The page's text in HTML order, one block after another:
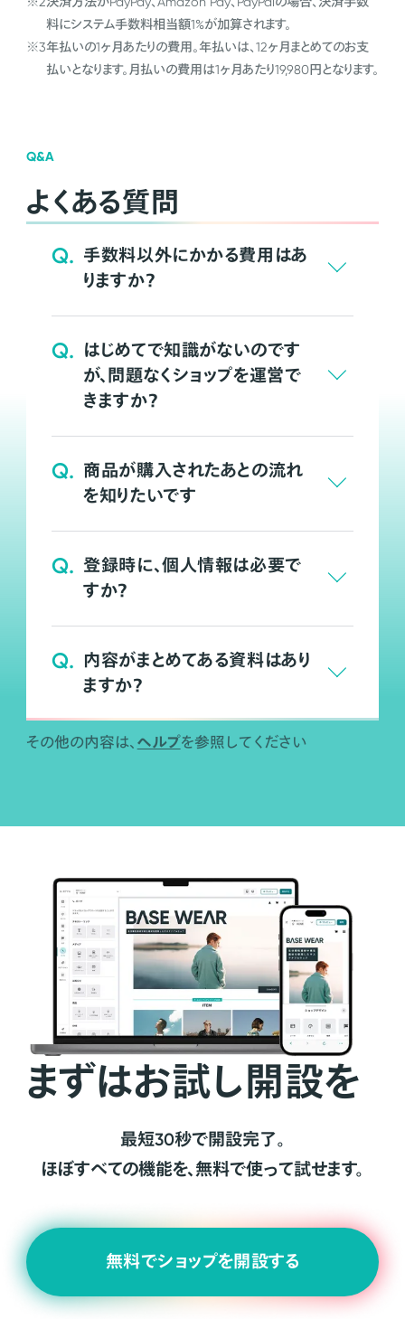
料にシステム手数料相当額1%が加算されます。
※3年払いの1ヶ月あたりの費用。年払いは、12ヶ月まとめてのお支
払いとなります。月払いの費用は1ヶ月あたり19,980円となります。
Q&A
よくある質問
Q. 手数料以外にかかる費用はあ
りますか？
Q. はじめてで知識がないのです
が、問題なくショップを運営で
きますか？
Q. 商品が購入されたあとの流れ
を知りたいです
Q. 登録時に、個人情報は必要で
すか？
Q. 内容がまとめてある資料はあり
ますか？
その他の内容は、 ヘルプを参照してください
まずはお試し開設を
最短30秒で開設完了。
ほぼすべての機能を、無料で使って試せます。
無料でショップを開設する